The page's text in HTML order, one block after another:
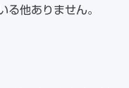
る他ありません。